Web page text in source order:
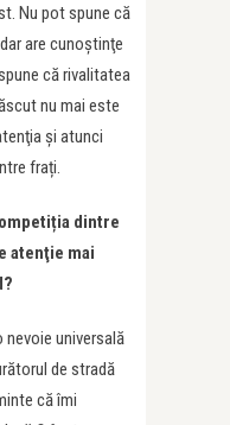
Nu pot spune că
are cunoştinţe
că rivalitatea
nu mai este
şi atunci
frați.
dintre
atenţie mai
nevoie universală
de stradă
că îmi